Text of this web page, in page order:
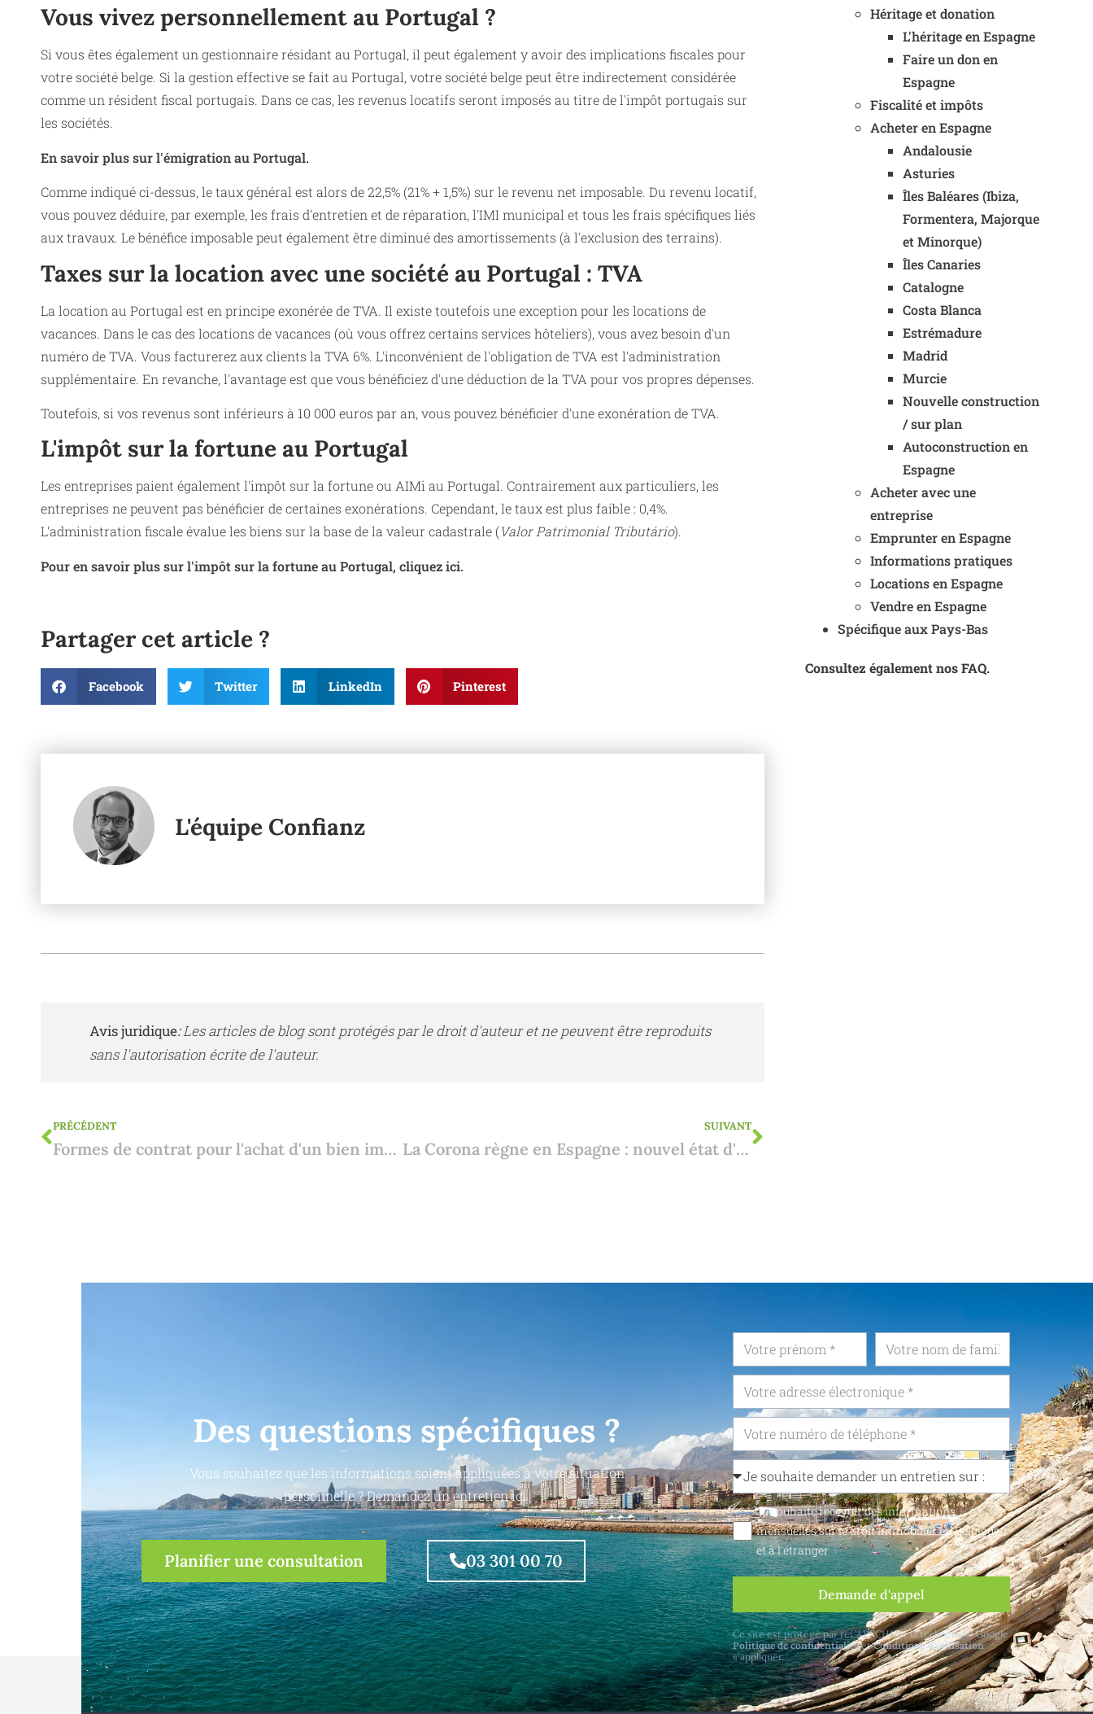
Vous vivez personnellement au Portugal ?
Si vous êtes également un gestionnaire résidant au Portugal, il peut également y avoir des implications fiscales pour
votre société belge. Si la gestion effective se fait au Portugal, votre société belge peut être indirectement considérée
comme un résident fiscal portugais. Dans ce cas, les revenus locatifs seront imposés au titre de l'impôt portugais sur
les sociétés.
En savoir plus sur l'émigration au Portugal.
Comme indiqué ci-dessus, le taux général est alors de 22,5% (21% + 1,5%) sur le revenu net imposable. Du revenu locatif,
vous pouvez déduire, par exemple, les frais d'entretien et de réparation, l'IMI municipal et tous les frais spécifiques liés
aux travaux. Le bénéfice imposable peut également être diminué des amortissements (à l'exclusion des terrains).
Taxes sur la location avec une société au Portugal : TVA
La location au Portugal est en principe exonérée de TVA. Il existe toutefois une exception pour les locations de
vacances. Dans le cas des locations de vacances (où vous offrez certains services hôteliers), vous avez besoin d'un
numéro de TVA. Vous facturerez aux clients la TVA 6%. L'inconvénient de l'obligation de TVA est l'administration
supplémentaire. En revanche, l'avantage est que vous bénéficiez d'une déduction de la TVA pour vos propres dépenses.
Toutefois, si vos revenus sont inférieurs à 10 000 euros par an, vous pouvez bénéficier d'une exonération de TVA.
L'impôt sur la fortune au Portugal
Les entreprises paient également l'impôt sur la fortune ou AIMi au Portugal. Contrairement aux particuliers, les
entreprises ne peuvent pas bénéficier de certaines exonérations. Cependant, le taux est plus faible : 0,4%.
L'administration fiscale évalue les biens sur la base de la valeur cadastrale (Valor Patrimonial Tributário).
Pour en savoir plus sur l'impôt sur la fortune au Portugal, cliquez ici.
Partager cet article ?
Facebook Twitter LinkedIn Pinterest
L'équipe Confianz
Avis juridique:Les articles de blog sont protégés par le droit d'auteur et ne peuvent être reproduits
sans l'autorisation écrite de l'auteur.
PRÉCÉDENT
Formes de contrat pour l'achat d'un bien immobilier Espagne : de la réservation à l'écriture
SUIVANT
La Corona règne en Espagne : nouvel état d'urgence
Héritage et donation
L'héritage en Espagne
Faire un don en
Espagne
Fiscalité et impôts
Acheter en Espagne
Andalousie
Asturies
Îles Baléares (Ibiza,
Formentera, Majorque
et Minorque)
Îles Canaries
Catalogne
Costa Blanca
Estrémadure
Madrid
Murcie
Nouvelle construction
/ sur plan
Autoconstruction en
Espagne
Acheter avec une
entreprise
Emprunter en Espagne
Informations pratiques
Locations en Espagne
Vendre en Espagne
Spécifique aux Pays-Bas
Consultez également nos FAQ.
Des questions spécifiques ?
Vous souhaitez que les informations soient appliquées à votre situation
personnelle ? Demandez un entretien ici.
Planifier une consultation 03 301 00 70
Je souhaite recevoir des informations
mensuelles sur le droit immobilier en Belgique
et à l'étranger.
Demande d'appel
Ce site est protégé par reCAPTCHA et la technologie Google
Politique de confidentialitéetConditions d'utilisation
s'appliquer.